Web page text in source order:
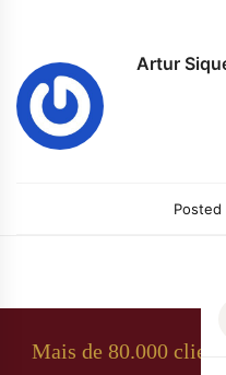
Artur
Posted
Mais de 80.000